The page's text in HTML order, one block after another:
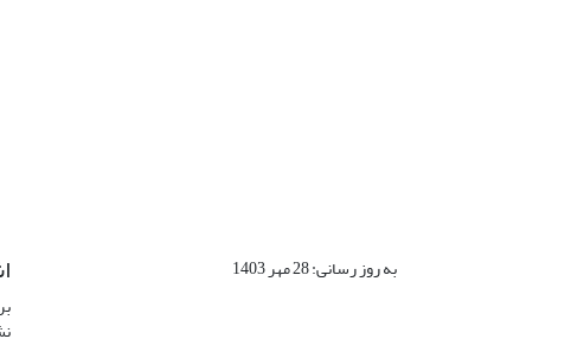
به روز رسانی: 28 مهر 1403